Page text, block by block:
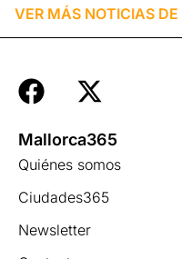
VER MÁS NOTICIAS DE
Mallorca365
Quiénes somos
Ciudades365
Newsletter